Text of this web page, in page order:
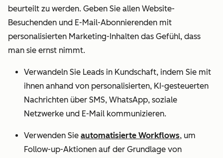
beurteilt zu werden. Geben Sie allen Website-
Besuchenden und E-Mail-Abonnierenden mit
personalisierten Marketing-Inhalten das Gefühl, dass
man sie ernst nimmt.
Verwandeln Sie Leads in Kundschaft, indem Sie mit
ihnen anhand von personalisierten, KI-gesteuerten
Nachrichten über SMS, WhatsApp, soziale
Netzwerke und E-Mail kommunizieren.
Verwenden Sie automatisierte Workflows, um
Follow-up-Aktionen auf der Grundlage von